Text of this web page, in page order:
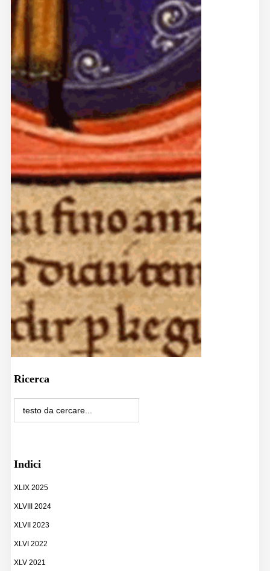
Ricerca
Indici
XLIX 2025
XLVIII 2024
XLVII 2023
XLVI 2022
XLV 2021